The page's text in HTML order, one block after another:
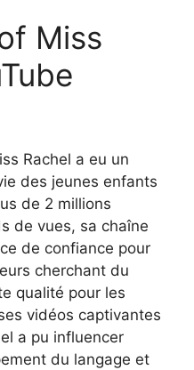
Miss
Rachel a eu un
des jeunes enfants
de 2 millions
de vues, sa chaîne
de confiance pour
cherchant du
qualité pour les
vidéos captivantes
a pu influencer
du langage et